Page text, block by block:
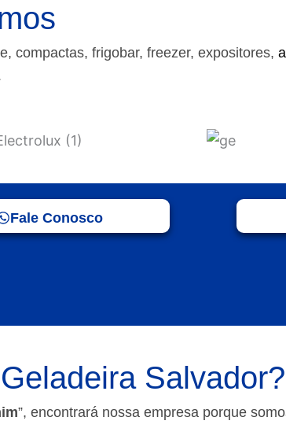
compactas, frigobar, freezer, expositores,
Fale Conosco
Salvador?
”, encontrará nossa empresa porque